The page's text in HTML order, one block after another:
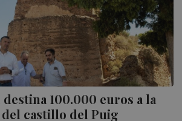
100.000 euros a la
castillo del Puig